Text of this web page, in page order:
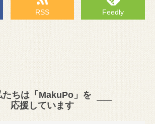
RSS Feedly
たちは「MakuPo」を
応援しています